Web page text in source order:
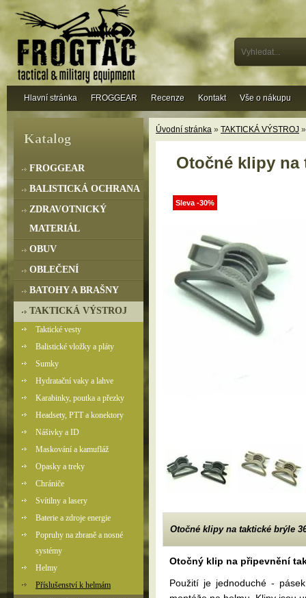
Úvodní stránka » TAKTICKÁ VÝSTROJ
Otočné klipy na
Sleva -30%
Otočné klipy na taktické brýle
Otočný klip na připevnění
Použití je jednoduché -
Katalog
FROGGEAR
BALISTICKÁ OCHRANA
ZDRAVOTNICKÝ
MATERIÁL
OBUV
OBLEČENÍ
BATOHY A BRAŠNY
TAKTICKÁ VÝSTROJ
Taktické vesty
Balistické vložky a pláty
Sumky
Hydratační vaky a lahve
Karabinky, poutka a přezky
Headsety, PTT a konektory
Nášivky a ID
Maskování a kamufláž
Opasky a treky
Chrániče
Svítilny a lasery
Baterie a zdroje energie
Popruhy na zbraně a nosné
systémy
Helmy
Příslušenství k helmám
Hlavní stránka FROGGEAR Recenze Kontakt Vše o nákupu